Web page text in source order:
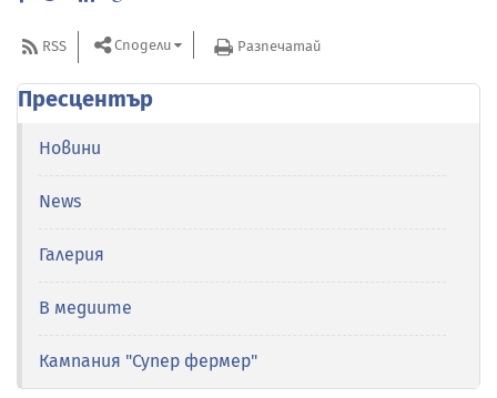
RSS Сподели Разпечатай
Пресцентър
Новини
News
Галерия
В медиите
Кампания "Супер фермер"